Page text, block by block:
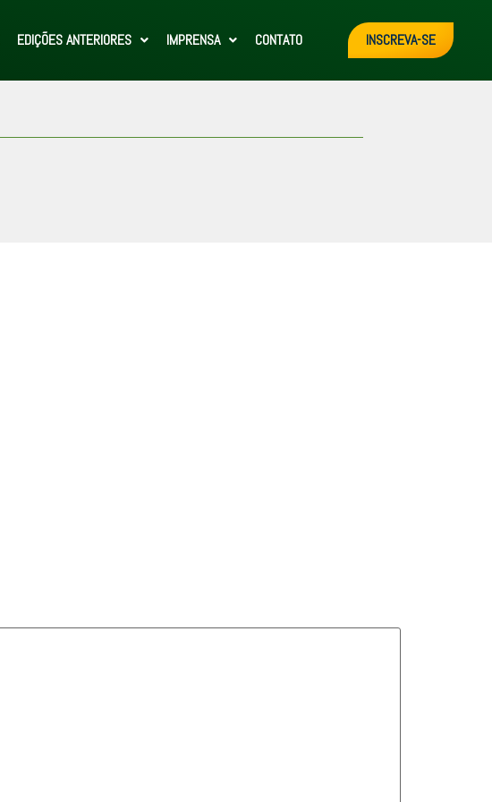
EDIÇÕES ANTERIORES IMPRENSA CONTATO INSCREVA-SE